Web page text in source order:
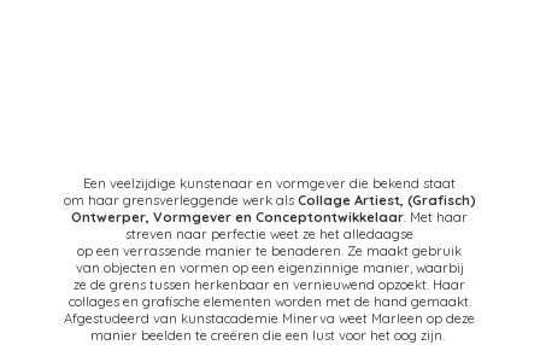
Een veelzijdige kunstenaar en vormgever die bekend staat
om haar grensverleggende werk als Collage Artiest, (Grafisch)
Ontwerper, Vormgever en Conceptontwikkelaar. Met haar
streven naar perfectie weet ze het alledaagse
op een verrassende manier te benaderen. Ze maakt gebruik
van objecten en vormen op een eigenzinnige manier, waarbij
ze de grens tussen herkenbaar en vernieuwend opzoekt. Haar
collages en grafische elementen worden met de hand gemaakt.
Afgestudeerd van kunstacademie Minerva weet Marleen op deze
manier beelden te creëren die een lust voor het oog zijn.